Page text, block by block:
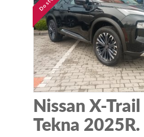
Nissan X-Trail
Tekna 2025R.